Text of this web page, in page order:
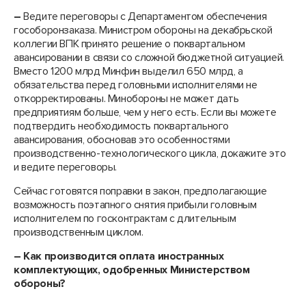
–Ведите переговоры с Департаментом обеспечения
гособоронзаказа. Министром обороны на декабрьской
коллегии ВПК принято решение о поквартальном
авансировании в связи со сложной бюджетной ситуацией.
Вместо 1200 млрд Минфин выделил 650 млрд, а
обязательства перед головными исполнителями не
откорректированы. Минобороны не может дать
предприятиям больше, чем у него есть. Если вы можете
подтвердить необходимость поквартального
авансирования, обосновав это особенностями
производственно-технологического цикла, докажите это
и ведите переговоры.
Сейчас готовятся поправки в закон, предполагающие
возможность поэтапного снятия прибыли головным
исполнителем по госконтрактам с длительным
производственным циклом.
– Как производится оплата иностранных
комплектующих, одобренных Министерством
обороны?